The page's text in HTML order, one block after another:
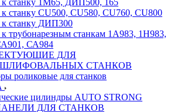
к станку 1М65, ДИП500, 165
к станку CU500, CU580, CU760, CU800
к станку ДИП300
к трубонарезным станкам 1А983, 1Н983,
СА984
ДЛЯ
СТАНКОВ
роликовые для станков
цилиндры AUTO STRONG
ДЛЯ СТАНКОВ